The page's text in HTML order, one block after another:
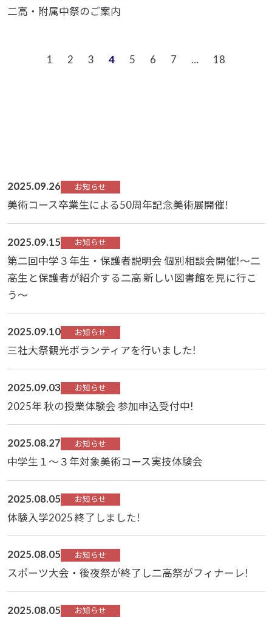
二高・附属中祭のご案内
1 2 3 4 5 6 7 … 18
2025.09.26 お知らせ
美術コース卒業生による50周年記念美術展開催!
2025.09.15 お知らせ
第二回中学３年生・保護者説明会 個別相談会開催!～二
高生と保護者が紹介する二高 新しい図書館を見に行こ
う～
2025.09.10 お知らせ
三社大祭観光ボランティアを行いました!
2025.09.03 お知らせ
2025年 秋の授業体験会 参加申込受付中!
2025.08.27 お知らせ
中学生１～３年対象美術コース実技体験会
2025.08.05 お知らせ
体験入学2025 終了しました!
2025.08.05 お知らせ
スポーツ大会・後夜祭が終了し二高祭がフィナーレ!
2025.08.05 お知らせ